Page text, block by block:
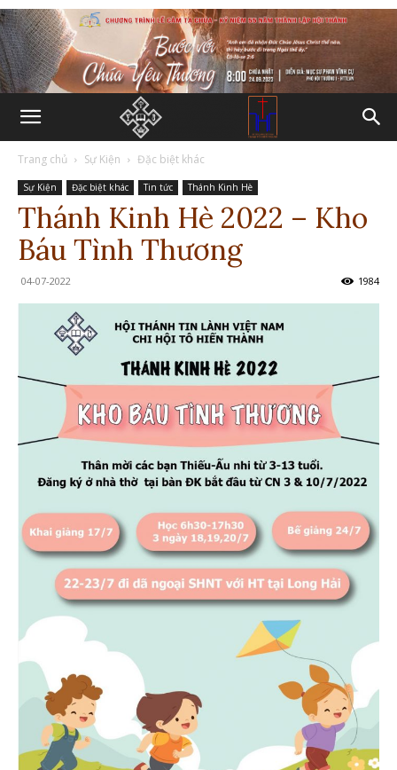
Trang chủ Sự Kiện Đặc biệt khác
Sự Kiện Đặc biệt khác Tin tức Thánh Kinh Hè
Thánh Kinh Hè 2022 – Kho
Báu Tình Thương
04-07-2022 1984